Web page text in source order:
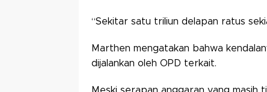
“Sekitar satu triliun delapan ratus
Marthen mengatakan bahwa
dijalankan oleh OPD terkait.
Meski serapan anggaran yang